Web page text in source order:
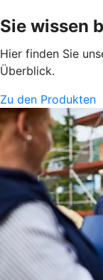
Sie wissen
Hier finden Sie
Überblick.
Zu den Produkten